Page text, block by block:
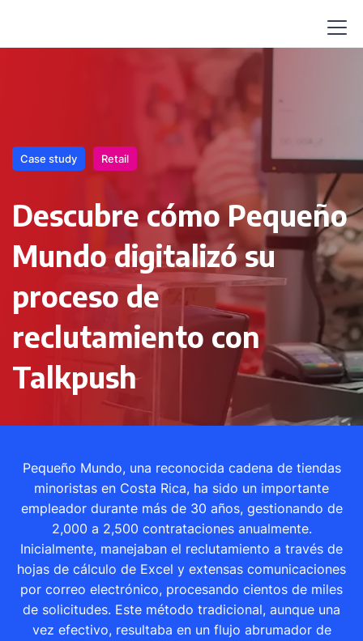
Case study Retail
Descubre cómo Pequeño
Mundo digitalizó su
proceso de
reclutamiento con
Talkpush
Pequeño Mundo, una reconocida cadena de tiendas
minoristas en Costa Rica, ha sido un importante
empleador durante más de 30 años, gestionando de
2,000 a 2,500 contrataciones anualmente.
Inicialmente, manejaban el reclutamiento a través de
hojas de cálculo de Excel y extensas comunicaciones
por correo electrónico, procesando cientos de miles
de solicitudes. Este método tradicional, aunque una
vez efectivo, resultaba en un flujo abrumador de